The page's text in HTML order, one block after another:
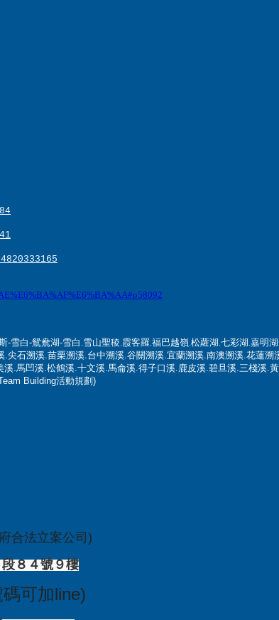
-雪白-鴛鴦湖-雪白 .雪山聖稜.霞客羅.福巴越嶺.松蘿湖.七彩湖.嘉明
.尖石溯溪.苗栗溯溪.台中溯溪.谷關溯溪.宜蘭溯溪.南澳溯溪.花蓮溯
.馬凹溪.松鶴溪.十文溪.馬侖溪.得子口溪.鹿皮溪.碧旦溪.三棧溪.
Building活動規劃)
合法立案公司)
８４號９樓
碼可加line)